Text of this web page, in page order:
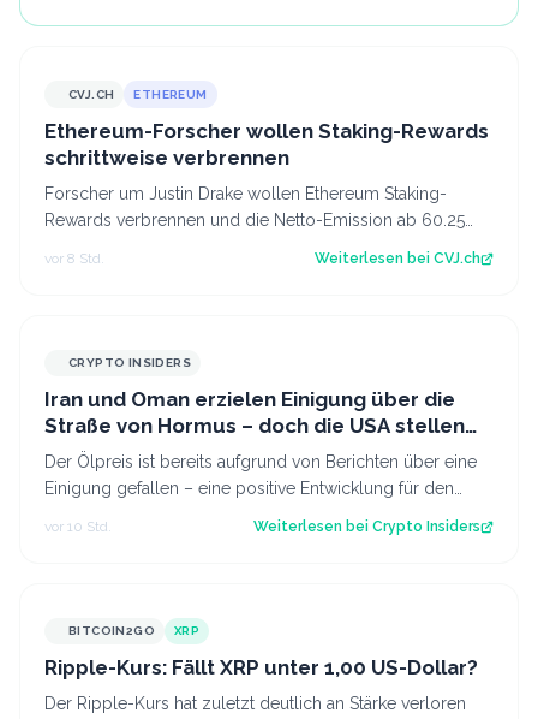
CVJ.CHCVJ.CH ETHEREUM
Ethereum-Forscher wollen Staking-Rewards
schrittweise verbrennen
Forscher um Justin Drake wollen Ethereum Staking-
Rewards verbrennen und die Netto-Emission ab 60.25
vor 8 Std. Weiterlesen bei CVJ.ch
CRYPTO INSIDERS
Iran und Oman erzielen Einigung über die
Straße von Hormus – doch die USA stellen
sich quer
Der Ölpreis ist bereits aufgrund von Berichten über eine
Einigung gefallen – eine positive Entwicklung für den
vor 10 Std. Weiterlesen bei Crypto Insiders
BITCOIN2GO XRP
Ripple-Kurs: Fällt XRP unter 1,00 US-Dollar?
Der Ripple-Kurs hat zuletzt deutlich an Stärke verloren